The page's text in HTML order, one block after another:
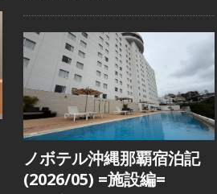
ノボテル沖縄那覇宿泊記
(2026/05) =施設編=